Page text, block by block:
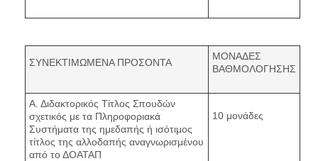
ΣΥΝΕΚΤΙΜΩΜΕΝΑ ΠΡΟΣΟΝΤΑ
ΜΟΝΑΔΕΣ
ΒΑΘΜΟΛΟΓΗΣΗΣ
Α. Διδακτορικός Τίτλος Σπουδών
σχετικός με τα Πληροφοριακά
Συστήματα της ημεδαπής ή ισότιμος
τίτλος της αλλοδαπής αναγνωρισμένου
από το ΔΟΑΤΑΠ
10 μονάδες